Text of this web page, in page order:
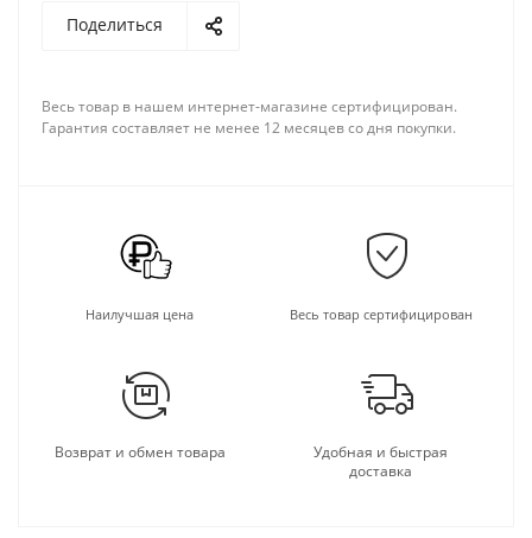
Поделиться
Весь товар в нашем интернет-магазине сертифицирован.
Гарантия составляет не менее 12 месяцев со дня покупки.
Наилучшая цена Весь товар сертифицирован
Возврат и обмен товара
Удобная и быстрая
доставка